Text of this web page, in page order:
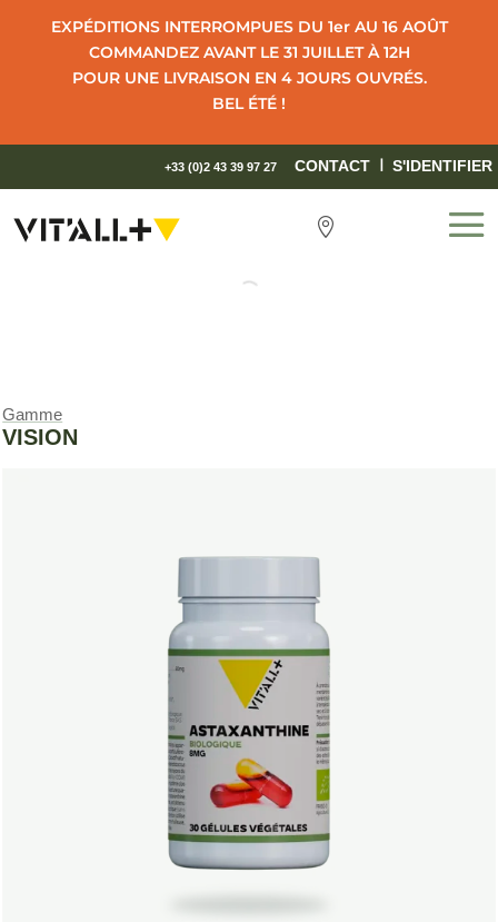
EXPÉDITIONS INTERROMPUES DU 1er AU 16 AOÛT
COMMANDEZ AVANT LE 31 JUILLET À 12H
POUR UNE LIVRAISON EN 4 JOURS OUVRÉS.
BEL ÉTÉ !
+33 (0)2 43 39 97 27 CONTACT I S'IDENTIFIER

Gamme
VISION